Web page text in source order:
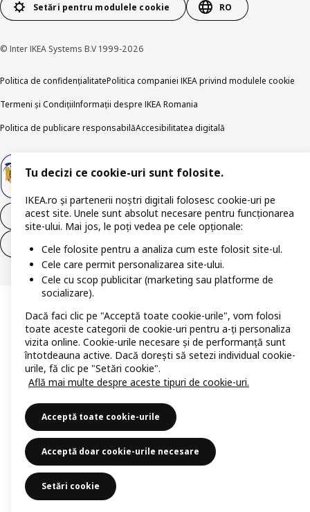
Setări pentru modulele cookie RO
© Inter IKEA Systems B.V 1999-2026
Politica de confidențialitatePolitica companiei IKEA privind modulele cookie
Termeni și CondițiiInformații despre IKEA Romania
Politica de publicare responsabilăAccesibilitatea digitală
Retrage-te din contract
Retrage-te din contract (servicii)
Tu decizi ce cookie-uri sunt folosite.
IKEA.ro și partenerii noștri digitali folosesc cookie-uri pe
acest site. Unele sunt absolut necesare pentru funcționarea
site-ului. Mai jos, le poți vedea pe cele opționale:
Cele folosite pentru a analiza cum este folosit site-ul.
Cele care permit personalizarea site-ului.
Cele cu scop publicitar (marketing sau platforme de
socializare).
Dacă faci clic pe "Acceptă toate cookie-urile", vom folosi
toate aceste categorii de cookie-uri pentru a-ți personaliza
vizita online. Cookie-urile necesare și de performanță sunt
întotdeauna active. Dacă dorești să setezi individual cookie-
urile, fă clic pe "Setări cookie".
Află mai multe despre aceste tipuri de cookie-uri.
Acceptă toate cookie-urile
Acceptă doar cookie-urile necesare
Setări cookie